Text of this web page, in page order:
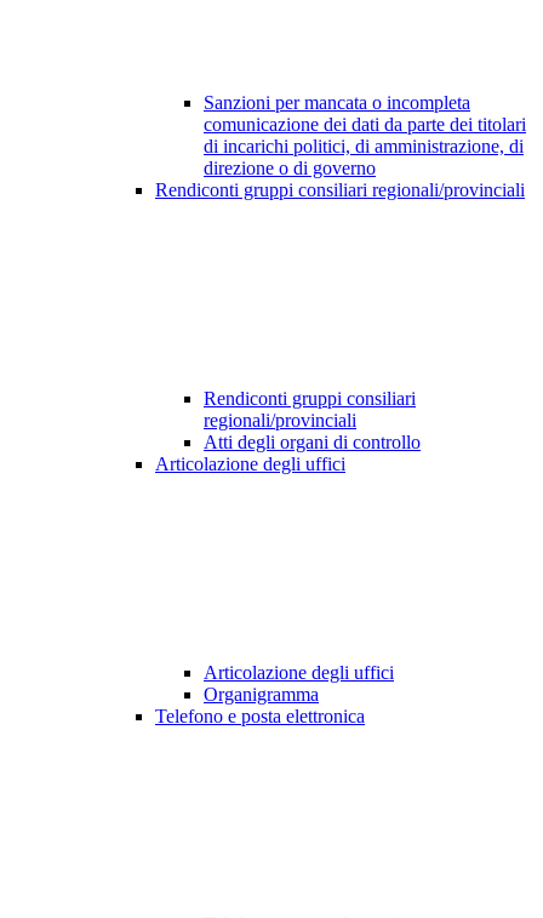
Sanzioni per mancata o incompleta
comunicazione dei dati da parte dei titolari
di incarichi politici, di amministrazione, di
direzione o di governo
Rendiconti gruppi consiliari regionali/provinciali
Rendiconti gruppi consiliari
regionali/provinciali
Atti degli organi di controllo
Articolazione degli uffici
Articolazione degli uffici
Organigramma
Telefono e posta elettronica